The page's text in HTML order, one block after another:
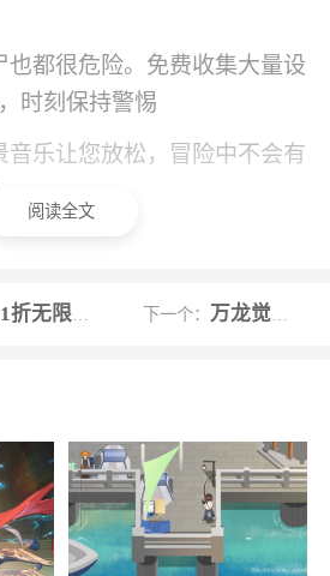
也都很危险。免费收集大量设
时刻保持警惕
音乐让您放松，冒险中不会有
原来行尸走肉里的场景，并
接受度更高
戏软件九游版，是一款像素风
在这里可以展开刺激紧张的
尸大潮中疯狂射击，保证自
阅读全文
充免费版） 下一个： 万龙觉醒国际服